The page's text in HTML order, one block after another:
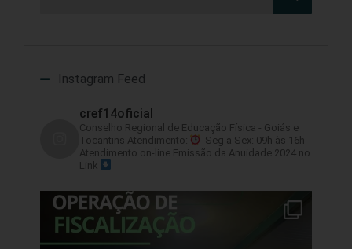
Instagram Feed
cref14oficial
Conselho Regional de Educação Física - Goiás e
Tocantins Atendimento:
Seg a Sex: 09h às 16h
Atendimento on-line Emissão da Anuidade 2024 no
Link